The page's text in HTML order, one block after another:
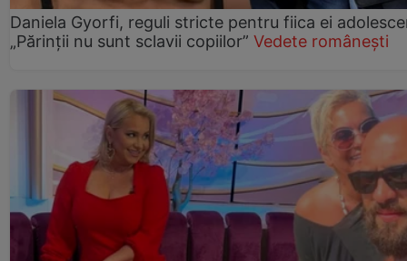
Daniela Gyorfi, reguli stricte pentru fiica ei
„Părinții nu sunt sclavii copiilor” Vedete românești